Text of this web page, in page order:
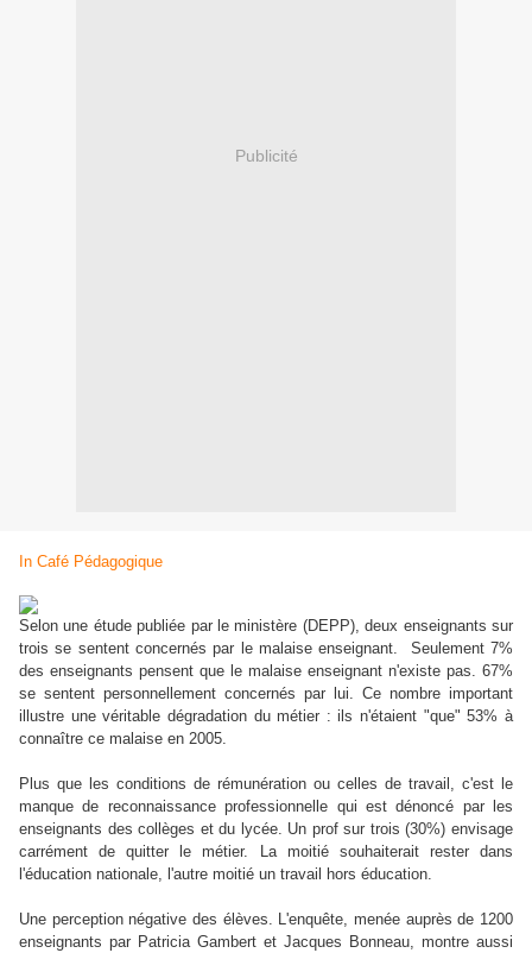
Publicité
In Café Pédagogique
Selon une étude publiée par le ministère (DEPP), deux enseignants sur
trois se sentent concernés par le malaise enseignant. Seulement 7%
des enseignants pensent que le malaise enseignant n'existe pas. 67%
se sentent personnellement concernés par lui. Ce nombre important
illustre une véritable dégradation du métier : ils n'étaient "que" 53% à
connaître ce malaise en 2005.
Plus que les conditions de rémunération ou celles de travail, c'est le
manque de reconnaissance professionnelle qui est dénoncé par les
enseignants des collèges et du lycée. Un prof sur trois (30%) envisage
carrément de quitter le métier. La moitié souhaiterait rester dans
l'éducation nationale, l'autre moitié un travail hors éducation.
Une perception négative des élèves. L'enquête, menée auprès de 1200
enseignants par Patricia Gambert et Jacques Bonneau, montre aussi